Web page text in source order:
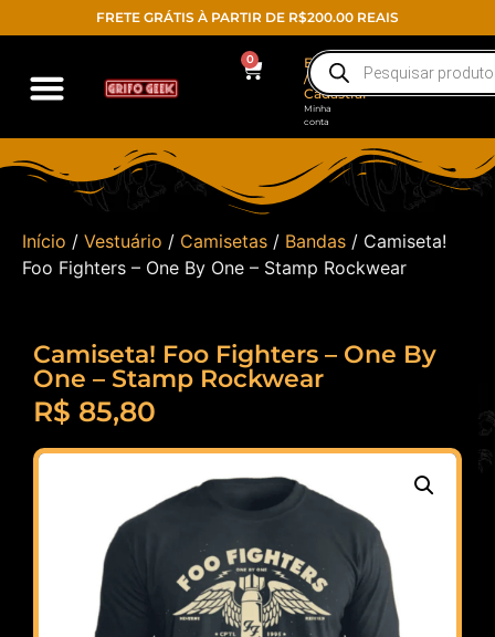
FRETE GRÁTIS À PARTIR DE R$200.00 REAIS
0
Entrar
/
Cadastrar
Minha
conta
Início / Vestuário / Camisetas / Bandas / Camiseta!
Foo Fighters – One By One – Stamp Rockwear
Camiseta! Foo Fighters – One By
One – Stamp Rockwear
R$ 85,80